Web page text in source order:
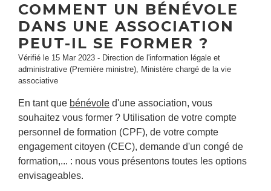
COMMENT UN BÉNÉVOLE
DANS UNE ASSOCIATION
PEUT-IL SE FORMER ?
Vérifié le 15 Mar 2023 - Direction de l'information légale et
administrative (Première ministre), Ministère chargé de la vie
associative
En tant que bénévole d'une association, vous
souhaitez vous former ? Utilisation de votre compte
personnel de formation (CPF), de votre compte
engagement citoyen (CEC), demande d'un congé de
formation,... : nous vous présentons toutes les options
envisageables.